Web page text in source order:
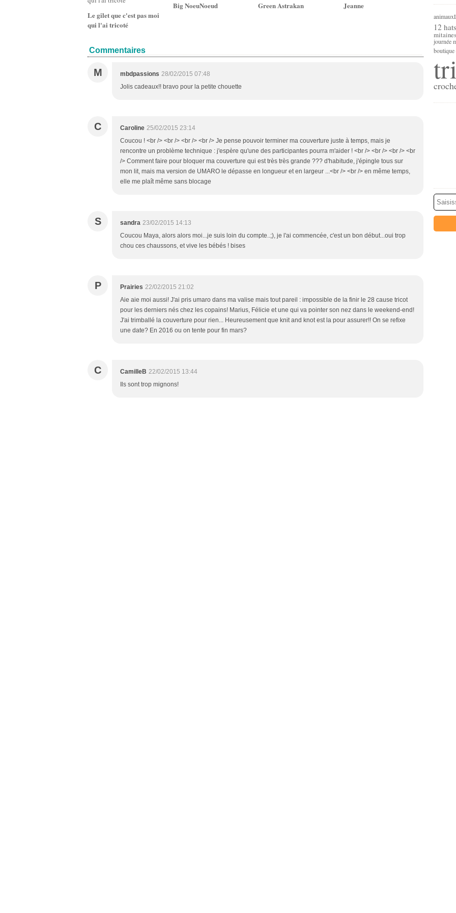
Le gilet que c'est pas moi
qui l'ai tricoté
Big NoeuNoeud Green Astrakan Jeanne
Commentaires
M mbdpassions 28/02/2015 07:48
Jolis cadeaux!! bravo pour la petite chouette
C Caroline 25/02/2015 23:14
Coucou ! <br /> <br /> <br /> <br /> Je pense pouvoir terminer ma couverture juste à temps, mais je
rencontre un problème technique : j'espère qu'une des participantes pourra m'aider ! <br /> <br /> <br /> <br
/> Comment faire pour bloquer ma couverture qui est très très grande ??? d'habitude, j'épingle tous sur
mon lit, mais ma version de UMARO le dépasse en longueur et en largeur ...<br /> <br /> en même temps,
elle me plaît même sans blocage
S sandra 23/02/2015 14:13
Coucou Maya, alors alors moi...je suis loin du compte..;), je l'ai commencée, c'est un bon début...oui trop
chou ces chaussons, et vive les bébés ! bises
P Prairies 22/02/2015 21:02
Aie aie moi aussi! J'ai pris umaro dans ma valise mais tout pareil : impossible de la finir le 28 cause tricot
pour les derniers nés chez les copains! Marius, Félicie et une qui va pointer son nez dans le weekend-end!
J'ai trimballé la couverture pour rien... Heureusement que knit and knot est la pour assurer!! On se refixe
une date? En 2016 ou on tente pour fin mars?
C CamilleB 22/02/2015 13:44
Ils sont trop mignons!
animaux
12
mitaines
journée
boutique